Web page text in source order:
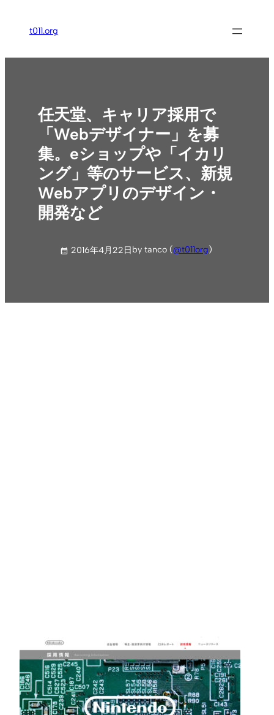
ス
t011.org
任天堂、キャリア採用で
「Webデザイナー」を募
集。eショップや「イカリ
ング」等のサービス、新規
Webアプリのデザイン・
開発など
2016年4月22日by tanco (@t011org)